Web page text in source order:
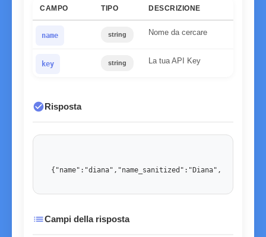
CAMPO TIPO DESCRIZIONE
name string Nome da cercare
key string La tua API Key
check_circleRisposta
listCampi della risposta